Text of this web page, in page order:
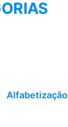
Alfabetização